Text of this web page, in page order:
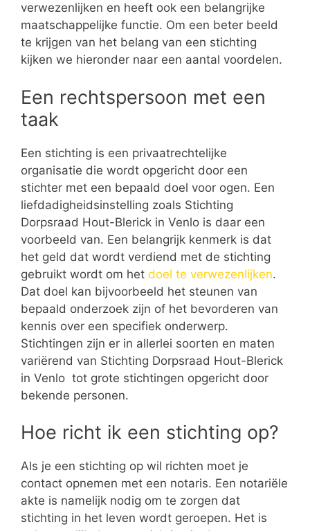
verwezenlijken en heeft ook een belangrijke
maatschappelijke functie. Om een beter beeld
te krijgen van het belang van een stichting
kijken we hieronder naar een aantal voordelen.
Een rechtspersoon met een
taak
Een stichting is een privaatrechtelijke
organisatie die wordt opgericht door een
stichter met een bepaald doel voor ogen. Een
liefdadigheidsinstelling zoals Stichting
Dorpsraad Hout-Blerick in Venlo is daar een
voorbeeld van. Een belangrijk kenmerk is dat
het geld dat wordt verdiend met de stichting
gebruikt wordt om het doel te verwezenlijken.
Dat doel kan bijvoorbeeld het steunen van
bepaald onderzoek zijn of het bevorderen van
kennis over een specifiek onderwerp.
Stichtingen zijn er in allerlei soorten en maten
variërend van Stichting Dorpsraad Hout-Blerick
in Venlo tot grote stichtingen opgericht door
bekende personen.
Hoe richt ik een stichting op?
Als je een stichting op wil richten moet je
contact opnemen met een notaris. Een notariële
akte is namelijk nodig om te zorgen dat
stichting in het leven wordt geroepen. Het is